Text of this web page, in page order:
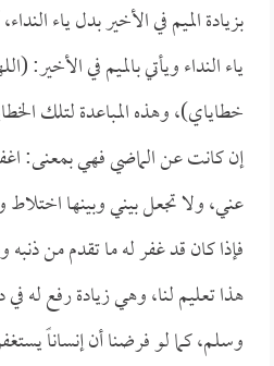
بزيادة الميم في الأخير بدل ياء
ياء النداء ويأتي بالميم في الأخير:
خطاياي)، وهذه المباعدة لتلك
إن كانت عن الماضي فهي بمعنى:
عني، ولا تجعل بيني وبينها اختلاط
فإذا كان قد غفر له ما تقدم من ذنبه
هذا تعليم لنا، وهي زيادة رفع له
وسلم، كما لو فرضنا أن إنساناً